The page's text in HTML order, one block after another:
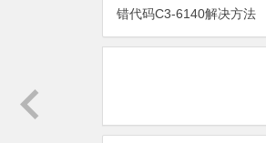
错代码C3-6140解决方法